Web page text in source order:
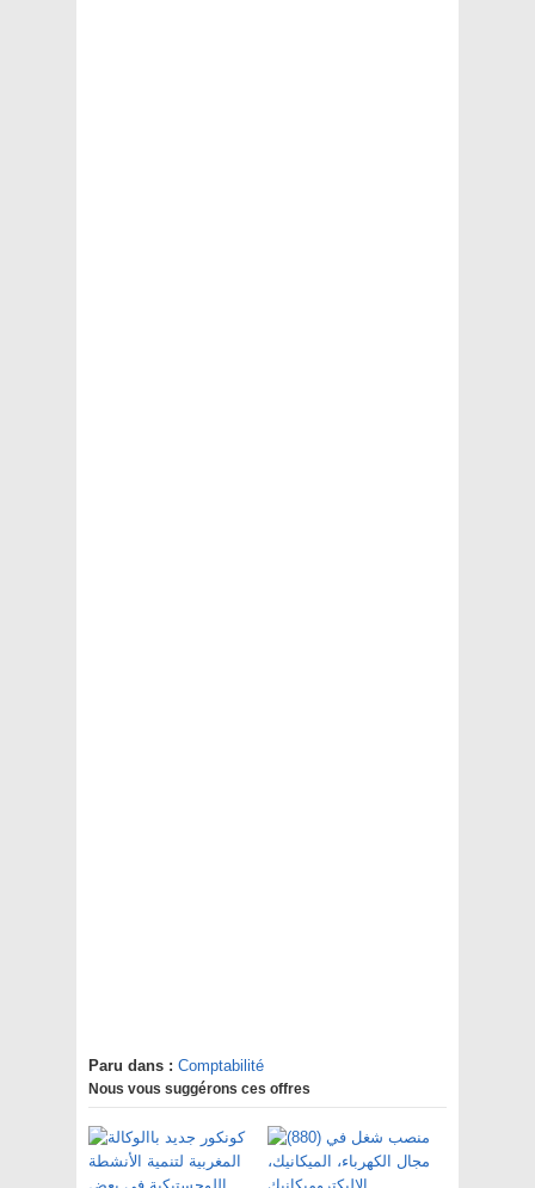
Paru dans : Comptabilité
Nous vous suggérons ces offres